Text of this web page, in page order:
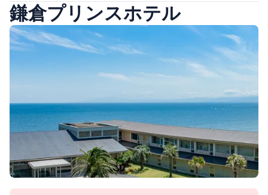
鎌倉プリンスホテル